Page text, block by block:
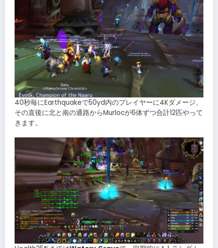
40秒毎にEarthquakeで50yd内のプレイヤーに4Kダメージ、
その直後に北と南の通路からMurlocが6体ずつ合計12匹やって
きます。